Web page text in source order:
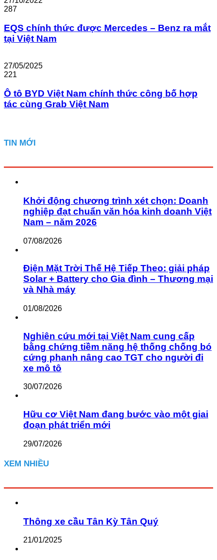
287
EQS chính thức được Mercedes – Benz ra mắt
tại Việt Nam
27/05/2025
221
Ô tô BYD Việt Nam chính thức công bố hợp
tác cùng Grab Việt Nam
TIN MỚI
Khởi động chương trình xét chọn: Doanh
nghiệp đạt chuẩn văn hóa kinh doanh Việt
Nam – năm 2026
07/08/2026
Điện Mặt Trời Thế Hệ Tiếp Theo: giải pháp
Solar + Battery cho Gia đình – Thương mại
và Nhà máy
01/08/2026
Nghiên cứu mới tại Việt Nam cung cấp
bằng chứng tiềm năng hệ thống chống bó
cứng phanh nâng cao TGT cho người đi
xe mô tô
30/07/2026
Hữu cơ Việt Nam đang bước vào một giai
đoạn phát triển mới
29/07/2026
XEM NHIỀU
Thông xe cầu Tân Kỳ Tân Quý
21/01/2025